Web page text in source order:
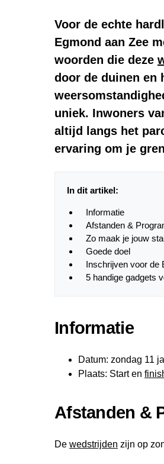
Voor de echte
Egmond aan Zee
woorden die deze
door de duinen en
uniek. Inwoners
altijd langs het
ervaring om je
In dit artikel:
Informatie
Afstanden &
Zo maak je jouw
Goede doel
Inschrijven voor de
5 handige gadgets
Informatie
Datum: zondag 11
Plaats: Start en
Afstanden &
De wedstrijden zijn op